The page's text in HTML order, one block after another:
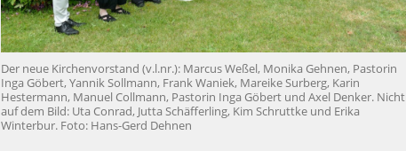
Der neue Kirchenvorstand (v.l.nr.): Marcus Weßel, Monika Gehnen, Pastorin
Inga Göbert, Yannik Sollmann, Frank Waniek, Mareike Surberg, Karin
Hestermann, Manuel Collmann, Pastorin Inga Göbert und Axel Denker. Nicht
auf dem Bild: Uta Conrad, Jutta Schäfferling, Kim Schruttke und Erika
Winterbur. Foto: Hans-Gerd Dehnen